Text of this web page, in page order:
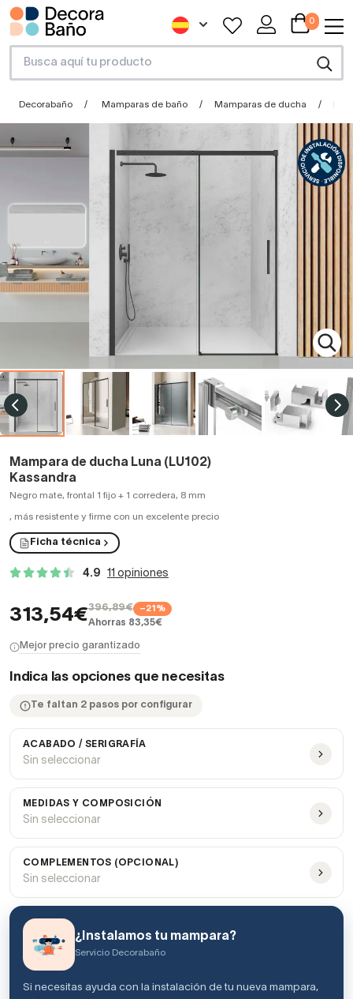
0
Decorabaño Mamparas de baño Mamparas de ducha
Mampara de ducha Luna (LU102)
Kassandra
Negro mate, frontal 1 fijo + 1 corredera, 8 mm
, más resistente y firme con un excelente precio
Ficha técnica
4.9 11 opiniones
313,54€396,89€ −21%
Ahorras 83,35€
Mejor precio garantizado
Indica las opciones que necesitas
Te faltan 2 pasos por configurar
ACABADO / SERIGRAFÍA
Sin seleccionar
MEDIDAS Y COMPOSICIÓN
Sin seleccionar
COMPLEMENTOS (OPCIONAL)
Sin seleccionar
¿Instalamos tu mampara?
Servicio Decorabaño
Si necesitas ayuda con la instalación de tu nueva mampara,